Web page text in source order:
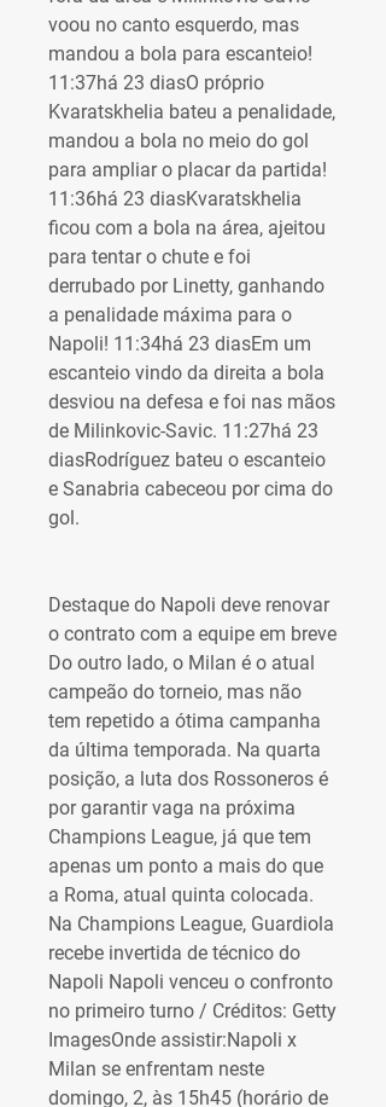
voou no canto esquerdo, mas
mandou a bola para escanteio!
11:37há 23 diasO próprio
Kvaratskhelia bateu a penalidade,
mandou a bola no meio do gol
para ampliar o placar da partida!
11:36há 23 diasKvaratskhelia
ficou com a bola na área, ajeitou
para tentar o chute e foi
derrubado por Linetty, ganhando
a penalidade máxima para o
Napoli! 11:34há 23 diasEm um
escanteio vindo da direita a bola
desviou na defesa e foi nas mãos
de Milinkovic-Savic. 11:27há 23
diasRodríguez bateu o escanteio
e Sanabria cabeceou por cima do
gol.
Destaque do Napoli deve renovar
o contrato com a equipe em breve
Do outro lado, o Milan é o atual
campeão do torneio, mas não
tem repetido a ótima campanha
da última temporada. Na quarta
posição, a luta dos Rossoneros é
por garantir vaga na próxima
Champions League, já que tem
apenas um ponto a mais do que
a Roma, atual quinta colocada.
Na Champions League, Guardiola
recebe invertida de técnico do
Napoli Napoli venceu o confronto
no primeiro turno / Créditos: Getty
ImagesOnde assistir:Napoli x
Milan se enfrentam neste
domingo, 2, às 15h45 (horário de